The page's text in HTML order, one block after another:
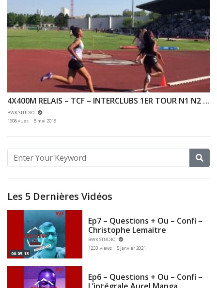
4X400M RELAIS – TCF – INTERCLUBS 1ER TOUR N1 N2 – 06/05/2018 – ANTONY
BWK STUDIO
1608 vues
8 mai 2018
Les 5 Dernières Vidéos
00:05:13
Ep7 – Questions + Ou – Confi –
Christophe Lemaitre
BWK STUDIO
1233 views
5 janvier 2021
Ep6 – Questions + Ou – Confi –